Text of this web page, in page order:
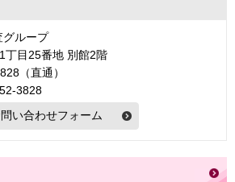
ループ
丁目25番地 別館2階
（直通）
3828